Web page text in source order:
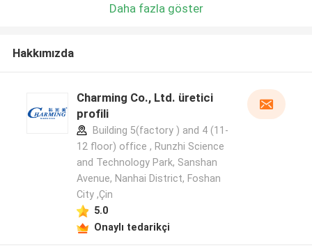
Daha fazla göster
Hakkımızda
Charming Co., Ltd. üretici
profili
Building 5(factory ) and 4 (11-
12 floor) office , Runzhi Science
and Technology Park, Sanshan
Avenue, Nanhai District, Foshan
City ,Çin
5.0
Onaylı tedarikçi